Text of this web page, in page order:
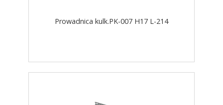
Prowadnica kulk.PK-007 H17 L-214